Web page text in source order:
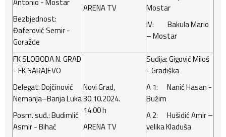
Antonio - Mostar
Bezbjednost:
Đaferović Semir -
Goražde
ARENA TV
Mostar
IV: Bakula Mario
– Mostar
FK SLOBODA N. GRAD
- FK SARAJEVO
Delegat: Dojčinović
Nemanja–Banja Luka
Posm. suđ.: Budimlić
Asmir - Bihać
Novi Grad,
30.10.2024.
14:00 h
ARENA TV
Sudija: Gigović Miloš
- Gradiška
A 1: Nanić Hasan -
Bužim
A 2: Hušidić Amir –
velika Kladuša